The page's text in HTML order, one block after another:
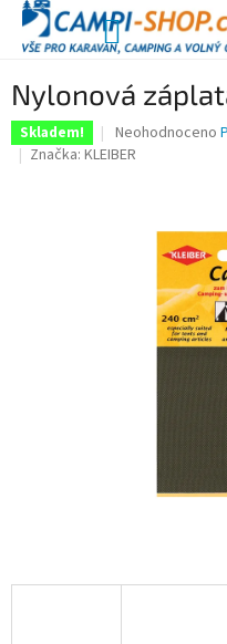
Přejít
obsah
NÁKUPNÍ
Nylonová
Skladem!
Průměrné
hodnocení
Neohodnoceno
Značka: KLEIBER